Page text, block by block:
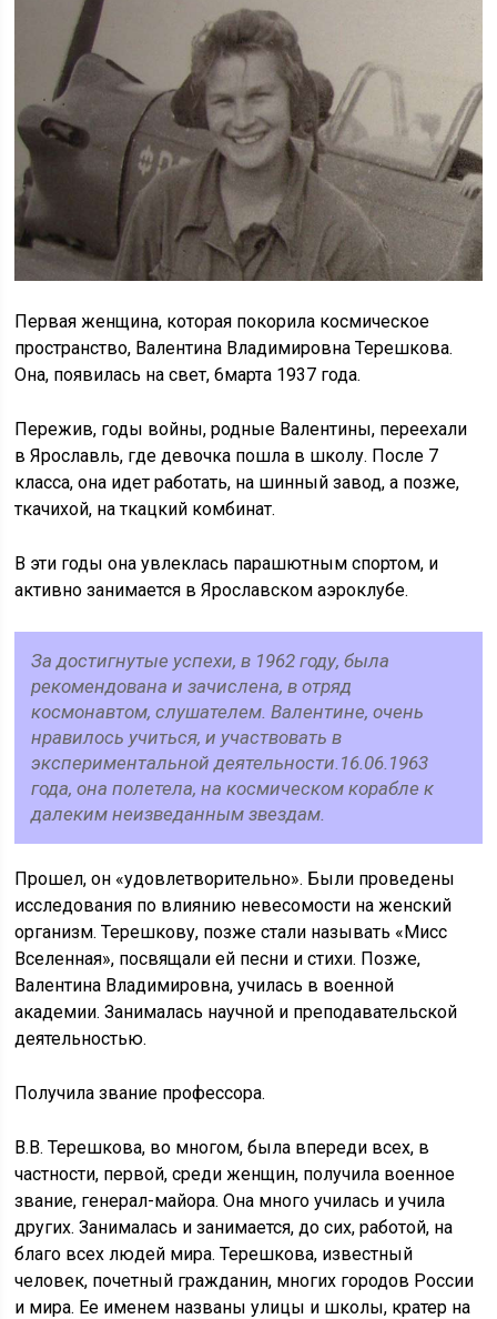
Первая женщина, которая покорила космическое
пространство, Валентина Владимировна Терешкова.
Она, появилась на свет, 6марта 1937 года.
Пережив, годы войны, родные Валентины, переехали
в Ярославль, где девочка пошла в школу. После 7
класса, она идет работать, на шинный завод, а позже,
ткачихой, на ткацкий комбинат.
В эти годы она увлеклась парашютным спортом, и
активно занимается в Ярославском аэроклубе.
За достигнутые успехи, в 1962 году, была
рекомендована и зачислена, в отряд
космонавтом, слушателем. Валентине, очень
нравилось учиться, и участвовать в
экспериментальной деятельности.16.06.1963
года, она полетела, на космическом корабле к
далеким неизведанным звездам.
Прошел, он «удовлетворительно». Были проведены
исследования по влиянию невесомости на женский
организм. Терешкову, позже стали называть «Мисс
Вселенная», посвящали ей песни и стихи. Позже,
Валентина Владимировна, училась в военной
академии. Занималась научной и преподавательской
деятельностью.
Получила звание профессора.
В.В. Терешкова, во многом, была впереди всех, в
частности, первой, среди женщин, получила военное
звание, генерал-майора. Она много училась и учила
других. Занималась и занимается, до сих, работой, на
благо всех людей мира. Терешкова, известный
человек, почетный гражданин, многих городов России
и мира. Ее именем названы улицы и школы, кратер на